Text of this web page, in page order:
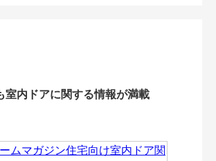
室内ドアに関する情報が満載